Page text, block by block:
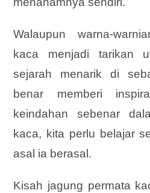
Walaupun warna-
kaca menjadi tarikan
sejarah menarik di
benar memberi
keindahan sebenar
kaca, kita perlu belajar
asal ia berasal.
Kisah jagung permata